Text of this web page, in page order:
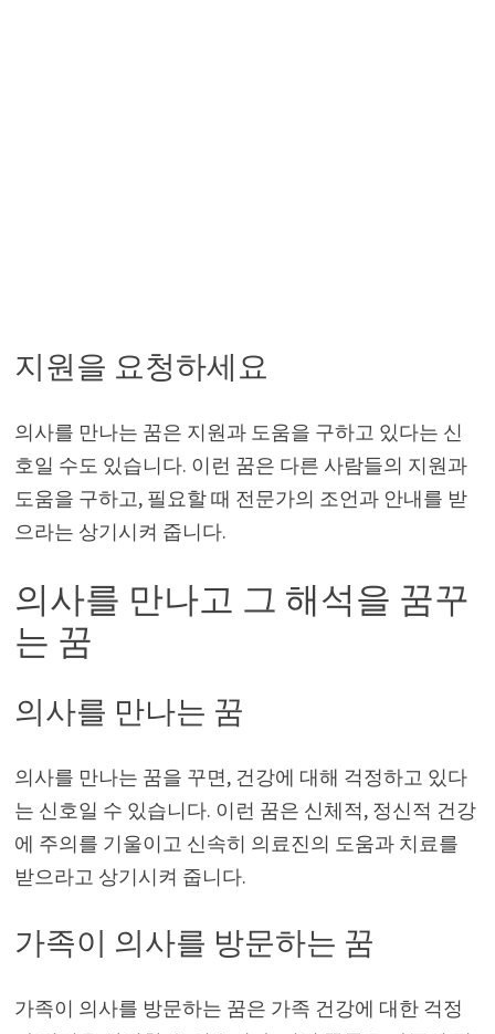
지원을 요청하세요
의사를 만나는 꿈은 지원과 도움을 구하고 있다는 신
호일 수도 있습니다. 이런 꿈은 다른 사람들의 지원과
도움을 구하고, 필요할 때 전문가의 조언과 안내를 받
으라는 상기시켜 줍니다.
의사를 만나고 그 해석을 꿈꾸
는 꿈
의사를 만나는 꿈
의사를 만나는 꿈을 꾸면, 건강에 대해 걱정하고 있다
는 신호일 수 있습니다. 이런 꿈은 신체적, 정신적 건강
에 주의를 기울이고 신속히 의료진의 도움과 치료를
받으라고 상기시켜 줍니다.
가족이 의사를 방문하는 꿈
가족이 의사를 방문하는 꿈은 가족 건강에 대한 걱정